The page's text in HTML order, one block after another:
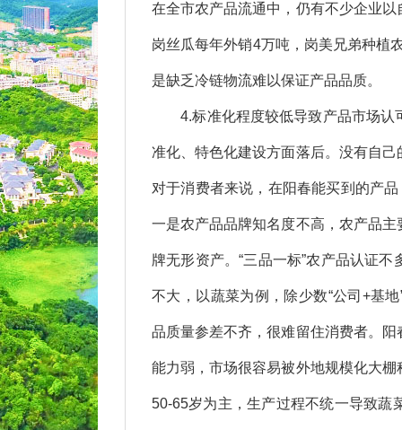
在全市农产品流通中，仍有不少企业
岗丝瓜每年外销4万吨，岗美兄弟种植
是缺乏冷链物流难以保证产品品质。
4.标准化程度较低导致产品市场认
准化、特色化建设方面落后。没有自
对于消费者来说，在阳春能买到的产
一是农产品品牌知名度不高，农产品
牌无形资产。“三品一标”农产品认证
不大，以蔬菜为例，除少数“公司+基
品质量参差不齐，很难留住消费者。
能力弱，市场很容易被外地规模化大
50-65岁为主，生产过程不统一导致蔬